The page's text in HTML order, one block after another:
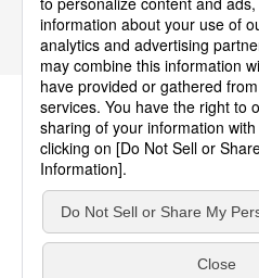
プライバシーポリシー
ソーシャルメディアポリシー
ウェ